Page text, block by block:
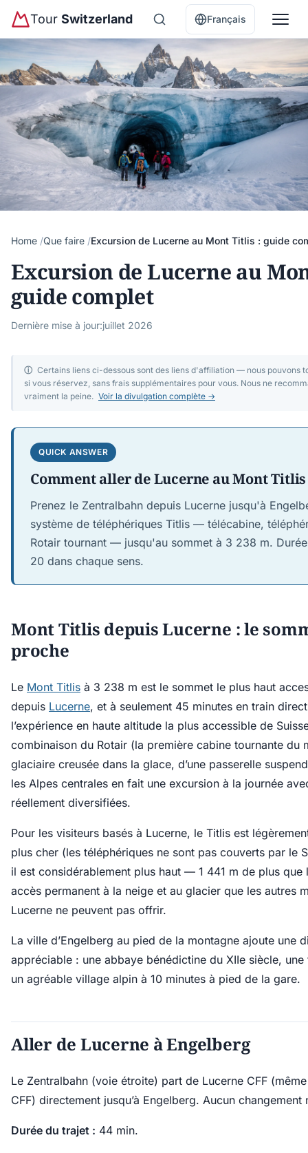
Tour Switzerland Français
Home Que faire Excursion de Lucerne au Mont Titlis : guide
Excursion de Lucerne au
guide complet
Dernière mise à jour:juillet 2026
ⓘ Certains liens ci-dessous sont des liens d'affiliation — nous pouvons
si vous réservez, sans frais supplémentaires pour vous. Nous ne
vraiment la peine. Voir la divulgation complète →
QUICK ANSWER
Comment aller de Lucerne au Mont Titlis
Prenez le Zentralbahn depuis Lucerne jusqu'à
système de téléphériques Titlis — télécabine,
Rotair tournant — jusqu'au sommet à 3 238 m.
20 dans chaque sens.
Mont Titlis depuis Lucerne : le
proche
Le Mont Titlis à 3 238 m est le sommet le plus haut
depuis Lucerne, et à seulement 45 minutes en train direct
l’expérience en haute altitude la plus accessible de
combinaison du Rotair (la première cabine tournante du
glaciaire creusée dans la glace, d’une passerelle
les Alpes centrales en fait une excursion à la journée
réellement diversifiées.
Pour les visiteurs basés à Lucerne, le Titlis est
plus cher (les téléphériques ne sont pas couverts par le
il est considérablement plus haut — 1 441 m de plus
accès permanent à la neige et au glacier que les autres
Lucerne ne peuvent pas offrir.
La ville d’Engelberg au pied de la montagne ajoute une
appréciable : une abbaye bénédictine du XIIe siècle,
un agréable village alpin à 10 minutes à pied de la gare.
Aller de Lucerne à Engelberg
Le Zentralbahn (voie étroite) part de Lucerne CFF
CFF) directement jusqu’à Engelberg. Aucun changement
Durée du trajet : 44 min.